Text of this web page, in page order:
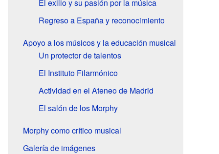
El exilio y su pasión por la música
Regreso a España y reconocimiento
Apoyo a los músicos y la educación musical
Un protector de talentos
El Instituto Filarmónico
Actividad en el Ateneo de Madrid
El salón de los Morphy
Morphy como crítico musical
Galería de imágenes